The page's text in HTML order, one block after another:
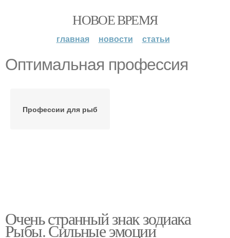
НОВОЕ ВРЕМЯ
главная новости статьи
Оптимальная профессия
Профессии для рыб
Очень странный знак зодиака
Рыбы. Сильные эмоции